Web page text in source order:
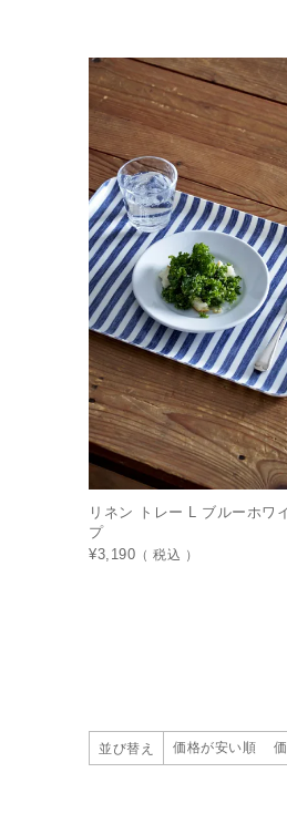
リネン トレー L ブルーホワ
プ
¥3,190 税込
並び替え 価格が安い順